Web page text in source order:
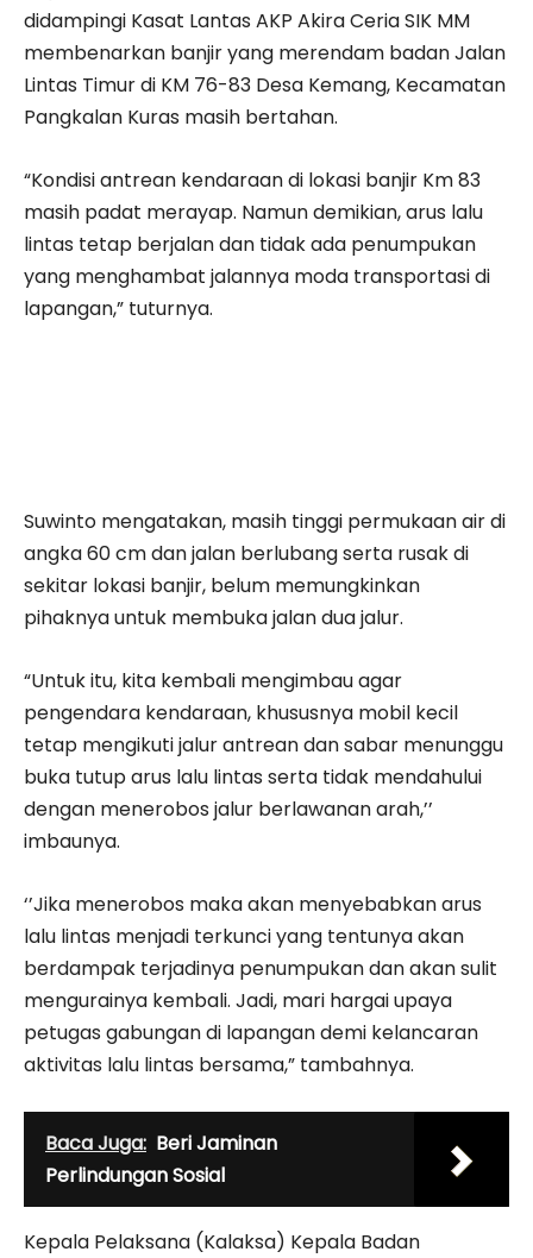
didampingi Kasat Lantas AKP Akira Ceria SIK MM
membenarkan banjir yang merendam badan Jalan
Lintas Timur di KM 76-83 Desa Kemang, Kecamatan
Pangkalan Kuras masih bertahan.
“Kondisi antrean kendaraan di lokasi banjir Km 83
masih padat merayap. Namun demikian, arus lalu
lintas tetap berjalan dan tidak ada penumpukan
yang menghambat jalannya moda transportasi di
lapangan,” tuturnya.
Suwinto mengatakan, masih tinggi permukaan air di
angka 60 cm dan jalan berlubang serta rusak di
sekitar lokasi banjir, belum memungkinkan
pihaknya untuk membuka jalan dua jalur.
“Untuk itu, kita kembali mengimbau agar
pengendara kendaraan, khususnya mobil kecil
tetap mengikuti jalur antrean dan sabar menunggu
buka tutup arus lalu lintas serta tidak mendahului
dengan menerobos jalur berlawanan arah,’’
imbaunya.
‘’Jika menerobos maka akan menyebabkan arus
lalu lintas menjadi terkunci yang tentunya akan
berdampak terjadinya penumpukan dan akan sulit
mengurainya kembali. Jadi, mari hargai upaya
petugas gabungan di lapangan demi kelancaran
aktivitas lalu lintas bersama,” tambahnya.
Baca Juga: Beri Jaminan
Perlindungan Sosial
Kepala Pelaksana (Kalaksa) Kepala Badan